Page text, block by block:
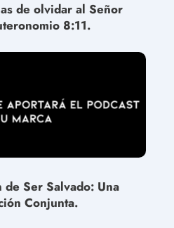
de olvidar al Señor
8:11.
de Ser Salvado: Una
Conjunta.